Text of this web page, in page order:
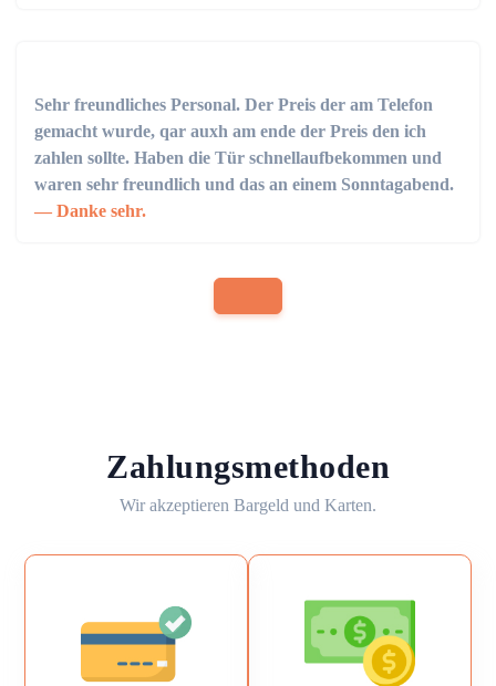
Sehr freundliches Personal. Der Preis der am Telefon
gemacht wurde, qar auxh am ende der Preis den ich
zahlen sollte. Haben die Tür schnellaufbekommen und
waren sehr freundlich und das an einem Sonntagabend.
Danke sehr.
Zahlungsmethoden
Wir akzeptieren Bargeld und Karten.